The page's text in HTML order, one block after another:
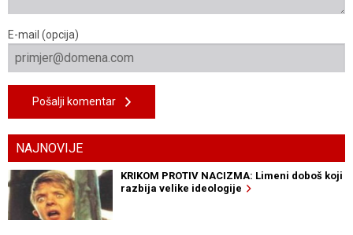
E-mail (opcija)
Pošalji komentar
NAJNOVIJE
KRIKOM PROTIV NACIZMA: Limeni doboš koji
razbija velike ideologije